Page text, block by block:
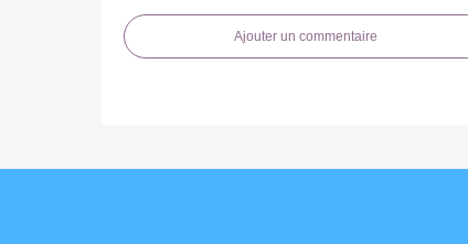
Ajouter un commentaire